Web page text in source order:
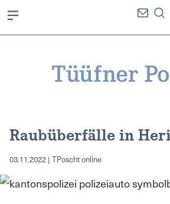
Raubüberfälle in
03.11.2022 | TPoscht online